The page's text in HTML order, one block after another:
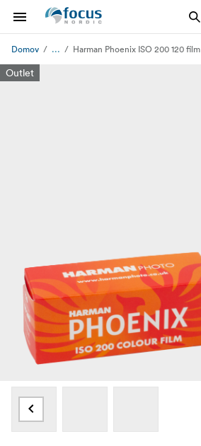
Domov ... Harman Phoenix ISO 200 120 film
Outlet